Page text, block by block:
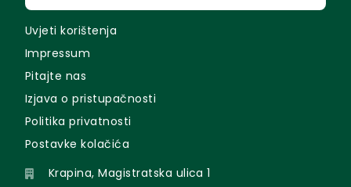
Uvjeti korištenja
Impressum
Pitajte nas
Izjava o pristupačnosti
Politika privatnosti
Postavke kolačića
Krapina, Magistratska ulica 1